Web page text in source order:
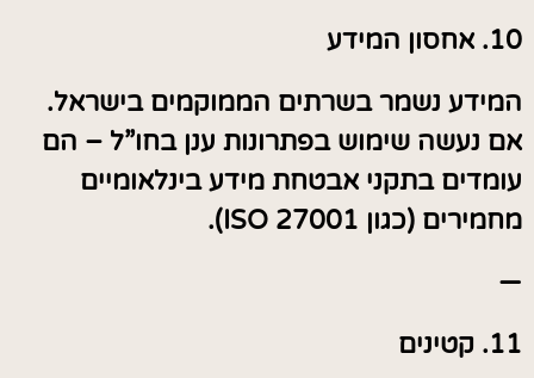
10. אחסון המידע
המידע נשמר בשרתים הממוקמים בישראל.
אם נעשה שימוש בפתרונות ענן בחו”ל – הם
עומדים בתקני אבטחת מידע בינלאומיים
מחמירים (כגון ISO 27001).
—
11. קטינים